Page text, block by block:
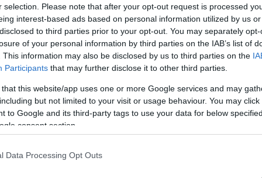
selection. Please note that after your opt-out request is processed
interest-based ads based on personal information utilized by us
to third parties prior to your opt-out. You may separately
of your personal information by third parties on the IAB’s list of
This information may also be disclosed by us to third parties on the
Participants that may further disclose it to other third parties.
that this website/app uses one or more Google services and may
but not limited to your visit or usage behaviour. You may
to Google and its third-party tags to use your data for below
consent section.
Data Processing Opt Outs
για πρόσωπα και πράξεις
:
Σωτήρη Τερζούδη και στον τότε
Φωστιέρη για την εκτροπή
στην φωτιά στο Νταού, ώστε να
φωτιάς στο Σουσάκι κοντά
κ. Μανιάτη στον χρόνο που έγινε η
δεν απειλούσε τα διυλιστήρια.